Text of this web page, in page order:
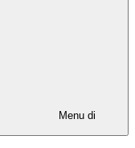
Menu di